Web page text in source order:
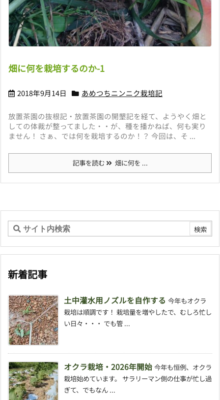
畑に何を栽培するのか-1
2018年9月14日 あめつちニンニク栽培記
放置茶園の抜根記・放置茶園の開墾記を経て、ようやく畑と
しての体裁が整ってました・・が、種を播かねば、何も実り
ません！ さぁ、では何を栽培するのか！？ 今回は、そ ...
記事を読む 畑に何を ...
新着記事
土中灌水用ノズルを自作する 今年もオクラ
栽培は順調です！ 栽培量を増やしたで、むしろ忙し
い日々・・・ でも管 ...
オクラ栽培・2026年開始 今年も恒例、オクラ
栽培始めています。 サラリーマン側の仕事が忙し過
ぎて、でもなん ...